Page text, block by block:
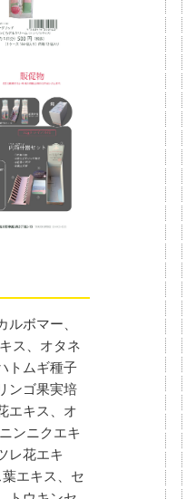
ボマー、
ス、オタネ
トムギ種子
ンゴ果実培
エキス、オ
ンニクエキ
レ花エキ
エキス、セ